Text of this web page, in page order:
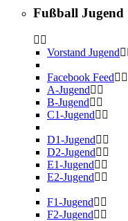
Fußball Jugend
Vorstand Jugend
Facebook Feed
A-Jugend
B-Jugend
C1-Jugend
D1-Jugend
D2-Jugend
E1-Jugend
E2-Jugend
F1-Jugend
F2-Jugend